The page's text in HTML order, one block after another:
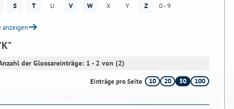
S T U V W X Y Z 0 - 9
anzeigen
der Glossareinträge: 1 - 2 von (2)
Einträge pro Seite 10 20 50 100